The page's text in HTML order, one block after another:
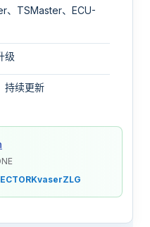
、TSMaster、ECU-
级
持续更新
KvaserZLG